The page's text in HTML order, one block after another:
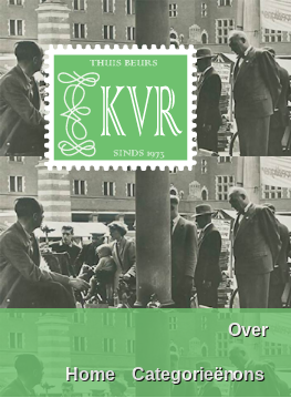
Home Categorieën
Over
ons